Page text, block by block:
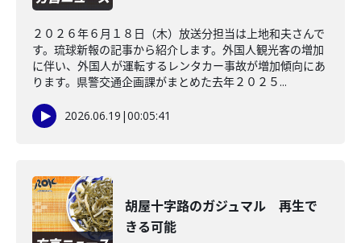
２０２６年６月１８日（木）放送分担当は上地和夫さんで
す。琉球新報の記事から紹介します。外国人観光客の増加
に伴い、外国人が運転するレンタカー事故が増加傾向にあ
ります。県警交通企画課がまとめた去年２０２５...
2026.06.19 |00:05:41
胡屋十字路のガジュマル 再生で
きる可能